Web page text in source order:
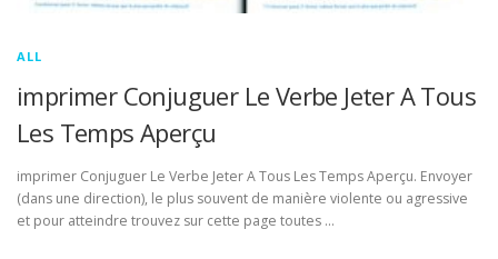
ALL
imprimer Conjuguer Le Verbe Jeter A Tous
Les Temps Aperçu
imprimer Conjuguer Le Verbe Jeter A Tous Les Temps Aperçu. Envoyer
(dans une direction), le plus souvent de manière violente ou agressive
et pour atteindre trouvez sur cette page toutes …